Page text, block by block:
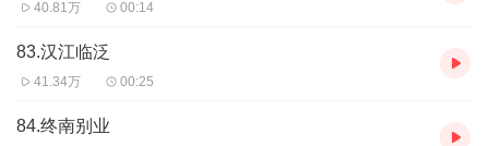
40.81万 00:14
83.汉江临泛
41.34万 00:25
84.终南别业